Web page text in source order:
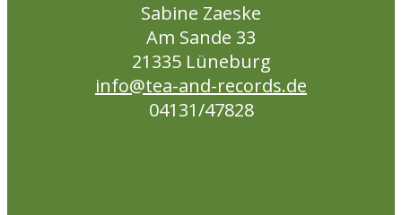
Sabine Zaeske
Am Sande 33
21335 Lüneburg
info@tea-and-records.de
04131/47828